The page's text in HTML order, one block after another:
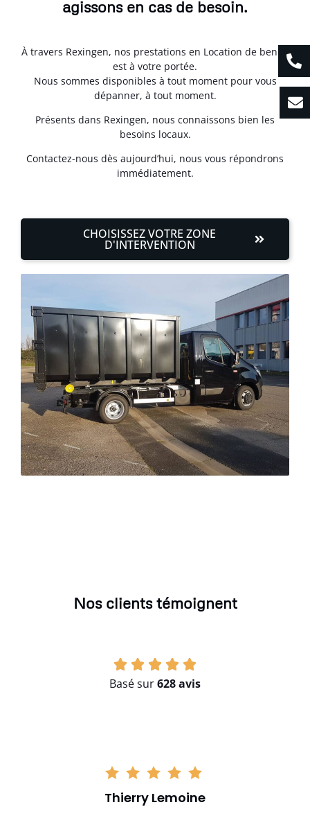
agissons en cas de besoin.
À travers Rexingen, nos prestations en Location de benne
est à votre portée.
Nous sommes disponibles à tout moment pour vous
dépanner, à tout moment.
Présents dans Rexingen, nous connaissons bien les
besoins locaux.
Contactez-nous dès aujourd’hui, nous vous répondrons
immédiatement.
CHOISISSEZ VOTRE ZONE
D'INTERVENTION
Nos clients témoignent
Basé sur628 avis
Thierry Lemoine